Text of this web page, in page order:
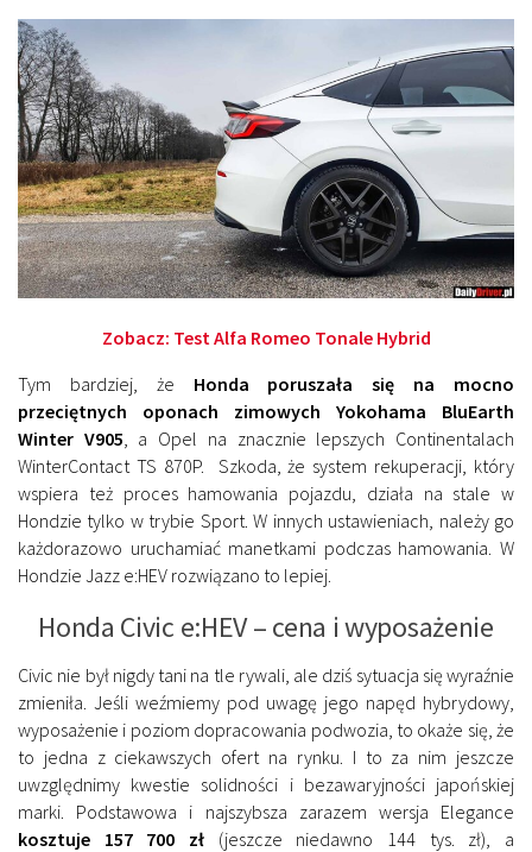
Zobacz: Test Alfa Romeo Tonale Hybrid
Tym bardziej, że Honda poruszała się na mocno
przeciętnych oponach zimowych Yokohama BluEarth
Winter V905 , a Opel na znacznie lepszych Continentalach
WinterContact TS 870P. Szkoda, że system rekuperacji, który
wspiera też proces hamowania pojazdu, działa na stale w
Hondzie tylko w trybie Sport. W innych ustawieniach, należy go
każdorazowo uruchamiać manetkami podczas hamowania. W
Hondzie Jazz e:HEV rozwiązano to lepiej.
Honda Civic e:HEV – cena i wyposażenie
Civic nie był nigdy tani na tle rywali, ale dziś sytuacja się wyraźnie
zmieniła. Jeśli weźmiemy pod uwagę jego napęd hybrydowy,
wyposażenie i poziom dopracowania podwozia, to okaże się, że
to jedna z ciekawszych ofert na rynku. I to za nim jeszcze
uwzględnimy kwestie solidności i bezawaryjności japońskiej
marki. Podstawowa i najszybsza zarazem wersja Elegance
kosztuje 157 700 zł (jeszcze niedawno 144 tys. zł), a